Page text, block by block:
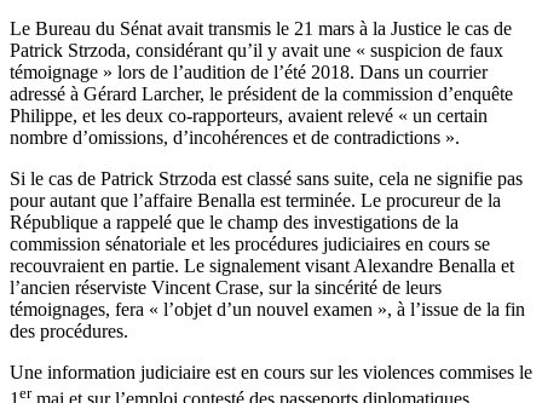
Le Bureau du Sénat avait transmis le 21 mars à la Justice le cas de
Patrick Strzoda, considérant qu’il y avait une « suspicion de faux
témoignage » lors de l’audition de l’été 2018. Dans un courrier
adressé à Gérard Larcher, le président de la commission d’enquête
Philippe, et les deux co-rapporteurs, avaient relevé « un certain
nombre d’omissions, d’incohérences et de contradictions ».
Si le cas de Patrick Strzoda est classé sans suite, cela ne signifie pas
pour autant que l’affaire Benalla est terminée. Le procureur de la
République a rappelé que le champ des investigations de la
commission sénatoriale et les procédures judiciaires en cours se
recouvraient en partie. Le signalement visant Alexandre Benalla et
l’ancien réserviste Vincent Crase, sur la sincérité de leurs
témoignages, fera « l’objet d’un nouvel examen », à l’issue de la fin
des procédures.
Une information judiciaire est en cours sur les violences commises le
er